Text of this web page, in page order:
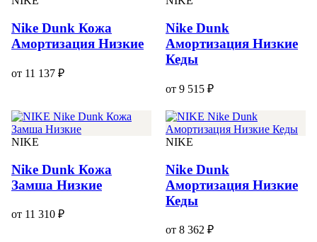
Nike Dunk Кожа
Амортизация Низкие
от 11 137 ₽
Nike Dunk
Амортизация Низкие
Кеды
от 9 515 ₽
NIKE
Nike Dunk Кожа
Замша Низкие
от 11 310 ₽
NIKE
Nike Dunk
Амортизация Низкие
Кеды
от 8 362 ₽